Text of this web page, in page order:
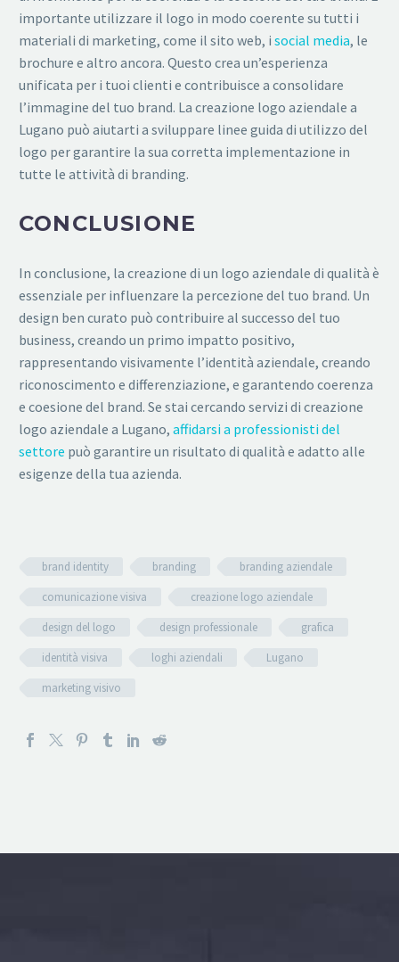
importante utilizzare il logo in modo coerente su tutti i
materiali di marketing, come il sito web, i social media, le
brochure e altro ancora. Questo crea un’esperienza
unificata per i tuoi clienti e contribuisce a consolidare
l’immagine del tuo brand. La creazione logo aziendale a
Lugano può aiutarti a sviluppare linee guida di utilizzo del
logo per garantire la sua corretta implementazione in
tutte le attività di branding.
CONCLUSIONE
In conclusione, la creazione di un logo aziendale di qualità è
essenziale per influenzare la percezione del tuo brand. Un
design ben curato può contribuire al successo del tuo
business, creando un primo impatto positivo,
rappresentando visivamente l’identità aziendale, creando
riconoscimento e differenziazione, e garantendo coerenza
e coesione del brand. Se stai cercando servizi di creazione
logo aziendale a Lugano, affidarsi a professionisti del
settore può garantire un risultato di qualità e adatto alle
esigenze della tua azienda.
brand identity branding
branding aziendale
comunicazione visiva
creazione logo aziendale
design del logo
design professionale
grafica
identità visiva
loghi aziendali
Lugano
marketing visivo